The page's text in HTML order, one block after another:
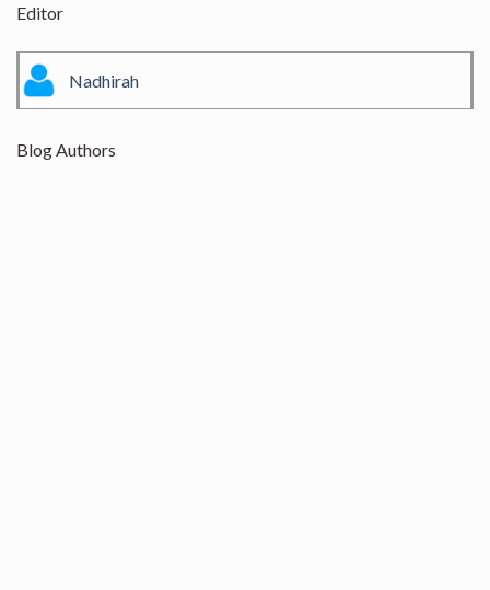
Editor
Nadhirah
Blog Authors